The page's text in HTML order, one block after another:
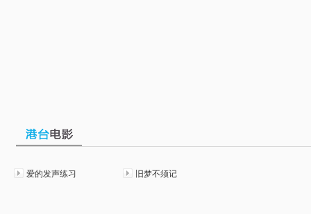
爱的发声练习 旧梦不须记